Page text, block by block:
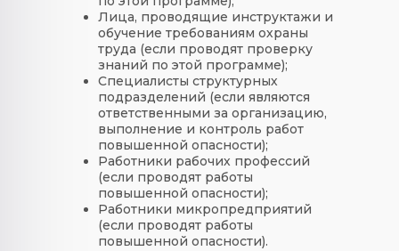
Лица, проводящие инструктажи и
обучение требованиям охраны
труда (если проводят проверку
знаний по этой программе);
Специалисты структурных
подразделений (если являются
ответственными за организацию,
выполнение и контроль работ
повышенной опасности);
Работники рабочих профессий
(если проводят работы
повышенной опасности);
Работники микропредприятий
(если проводят работы
повышенной опасности).